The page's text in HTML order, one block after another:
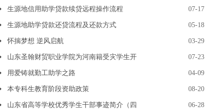
生源地信用助学贷款续贷远程操作流程 07-17
生源地助学贷款还贷流程及还款方式 05-18
怀揣梦想 逆风启航 03-29
山东圣翰财贸职业学院为河南籍受灾学生开 07-23
用爱铸就勤工助学之路 04-09
本专科生教育阶段资助政策 08-20
山东省高等学校优秀学生干部事迹简介（四 06-28